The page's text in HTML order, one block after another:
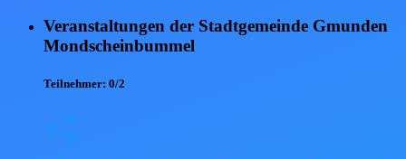
Veranstaltungen der Stadtgemeinde Gmunden
Mondscheinbummel
Teilnehmer: 0/2